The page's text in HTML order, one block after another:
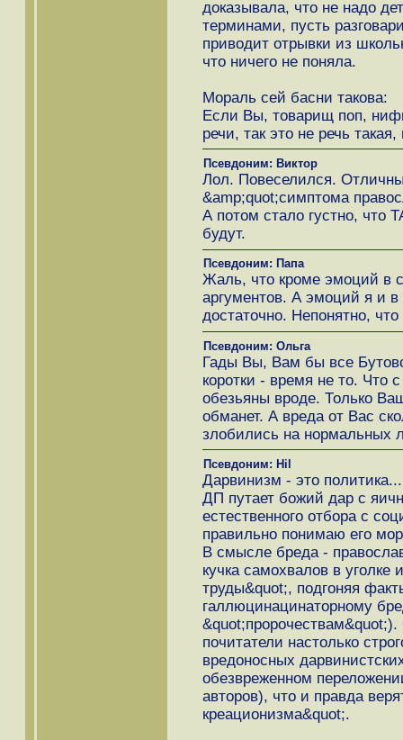
доказывала, что не надо
терминами, пусть
приводит отрывки из
что ничего не поняла.
Мораль сей басни такова:
Если Вы, товарищ поп,
речи, так это не речь
Псевдоним: Виктор
Лол. Повеселился.
&amp;quot;симптома
А потом стало густно, что
будут.
Псевдоним: Папа
Жаль, что кроме эмоций в
аргументов. А эмоций я и в
достаточно. Непонятно,
Псевдоним: Ольга
Гады Вы, Вам бы все
коротки - время не то. Что
обезьяны вроде. Только
обманет. А вреда от Вас
злобились на нормальных
Псевдоним: Hil
Дарвинизм - это
ДП путает божий дар с
естественного отбора с
правильно понимаю его
В смысле бреда -
кучка самохвалов в уголке
труды&quot;, подгоняя
галлюцинацинаторному
почитатели настолько
вредоносных
обезвреженном
авторов), что и правда
креационизма&quot;.